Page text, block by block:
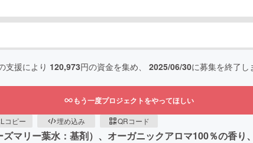
支援により 120,973円の資金を集め、 2025/06/30に募集を終了し
もう一度プロジェクトをやってほしい
コピー 埋め込み QRコード
マリー葉水：基剤）、オーガニックアロマ100％の香